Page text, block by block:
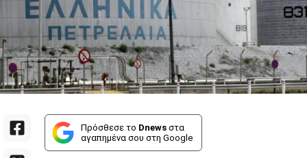
Πρόσθεσε το Dnews στα
αγαπημένα σου στη Google